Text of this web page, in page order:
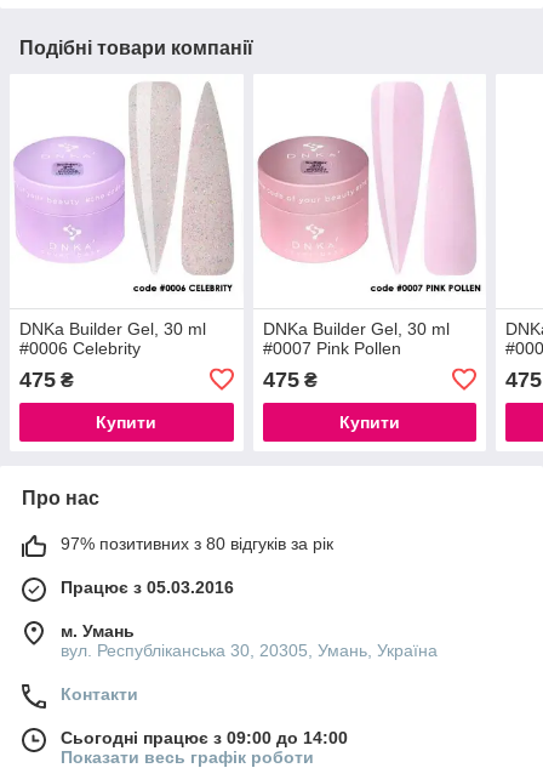
Подібні товари компанії
DNKa Builder Gel, 30 ml
#0006 Celebrity
475 ₴
Купити
DNKa Builder Gel, 30 ml
#0007 Pink Pollen
475₴
Купити
475
Про нас
97% позитивних з 80 відгуків за рік
Працює з 05.03.2016
м. Умань
вул. Республіканська 30, 20305, Умань, Україна
Контакти
Сьогодні працює з 09:00 до 14:00
Показати весь графік роботи